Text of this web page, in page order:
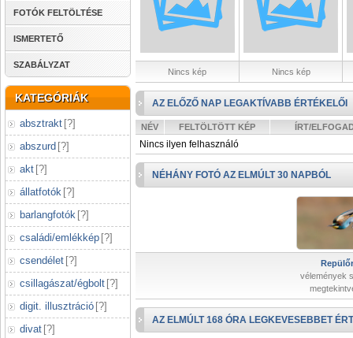
FOTÓK FELTÖLTÉSE
ISMERTETŐ
SZABÁLYZAT
KATEGÓRIÁK
absztrakt [?]
abszurd [?]
akt [?]
állatfotók [?]
barlangfotók [?]
családi/emlékkép [?]
csendélet [?]
csillagászat/égbolt [?]
digit. illusztráció [?]
divat [?]
Nincs kép Nincs kép
AZ ELŐZŐ NAP LEGAKTÍVABB ÉRTÉKELŐI
NÉV FELTÖLTÖTT KÉP ÍRT/
Nincs ilyen felhasználó
NÉHÁNY FOTÓ AZ ELMÚLT 30 NAPBÓL
vélemények
AZ ELMÚLT 168 ÓRA LEGKEVESEBBET